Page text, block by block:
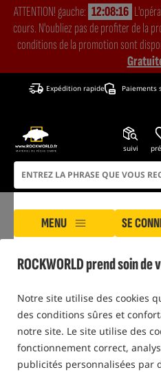
ROCKWORLD prend soin
Notre site utilise des cookies
des conditions sûres et
notre site. Le site utilise des
fonctionnement correct,
publicités personnalisées par
ATTENTION! gauche: 12:08:15
cours. N'oubliez pas de profiter de la
conditions de la promotion sont
Expédition rapide Paiements
suivi
MENU SE
ROCKWORLD Produits du fabricant ESP
uniquement des produits dans